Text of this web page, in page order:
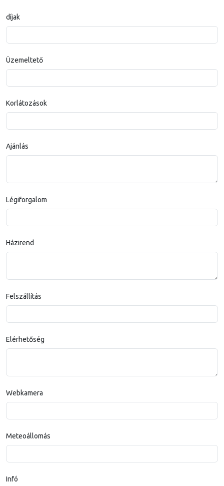
díjak
Üzemeltető
Korlátozások
Ajánlás
Légiforgalom
Házirend
Felszállítás
Elérhetőség
Webkamera
Meteoállomás
Infó